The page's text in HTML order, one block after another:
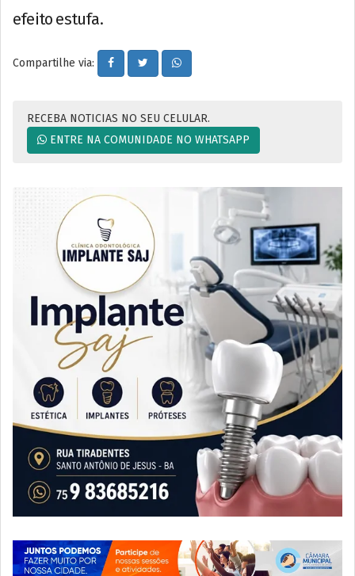
efeito estufa.
Compartilhe via:
RECEBA NOTICIAS NO SEU CELULAR.
ENTRE NA COMUNIDADE NO WHATSAPP